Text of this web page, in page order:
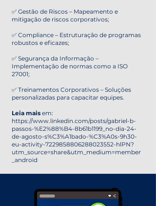
✅ Gestão de Riscos – Mapeamento e
mitigação de riscos corporativos;
✅ Compliance – Estruturação de programas
robustos e eficazes;
✅ Segurança da Informação –
Implementação de normas como a ISO
27001;
✅ Treinamentos Corporativos – Soluções
personalizadas para capacitar equipes.
Leia mais em:
https://www.linkedin.com/posts/gabriel-b-
passos-%E2%88%B4-8b61b1199_no-dia-24-
de-agosto-s%C3%A1bado-%C3%A0s-9h30-
eu-activity-7229858806288023552-hlPN?
utm_source=share&utm_medium=member
_android